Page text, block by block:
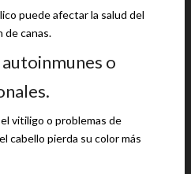
puede afectar la salud del
de canas.
o
vitiligo o problemas de
cabello pierda su color más